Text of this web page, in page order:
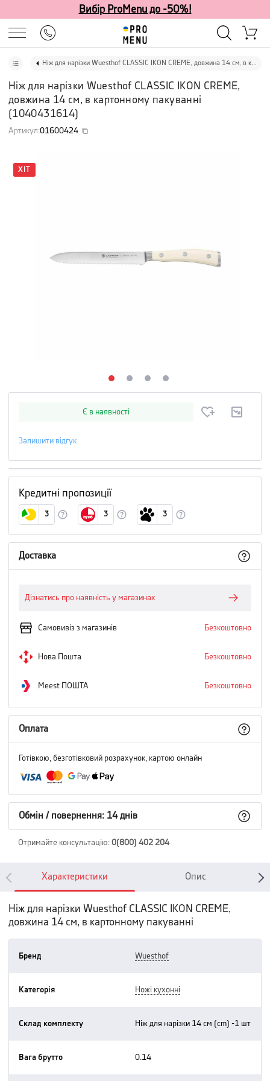
Вибір ProMenu до -50%!
Ніж для нарізки Wuesthof CLASSIC IKON CREME, довжина 14 см, в картонному пакуванні
Ніж для нарізки Wuesthof CLASSIC IKON CREME,
довжина 14 см, в картонному пакуванні
(1040431614)
Артикул:01600424
ХІТ
Є в наявності
Залишити відгук
Кредитні пропозиції
3 3 3
Доставка
Дізнатись про наявність у магазинах
Самовивіз з магазинів Безкоштовно
Нова Пошта Безкоштовно
Meest ПОШТА Безкоштовно
Оплата
Готівкою, безготівковий розрахунок, картою онлайн
Обмін / повернення: 14 днів
Отримайте консультацію: 0(800) 402 204
Характеристики Опис
Ніж для нарізки Wuesthof CLASSIC IKON CREME,
довжина 14 см, в картонному пакуванні
Бренд wuesthof
Категорія ножі кухонні
Склад комплекту ніж для нарізки 14 см (cm) -1 шт
Вага брутто 0.14